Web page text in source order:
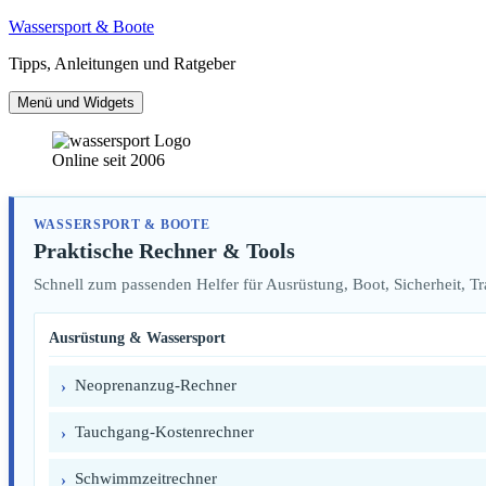
Zum
springen
Wassersport & Boote
Tipps, Anleitungen und Ratgeber
Menü und Widgets
Online seit 2006
WASSERSPORT & BOOTE
Praktische Rechner & Tools
Schnell zum passenden Helfer für Ausrüstung, Boot, Sicherheit,
Ausrüstung & Wassersport
Neoprenanzug-Rechner
Tauchgang-Kostenrechner
Schwimmzeitrechner